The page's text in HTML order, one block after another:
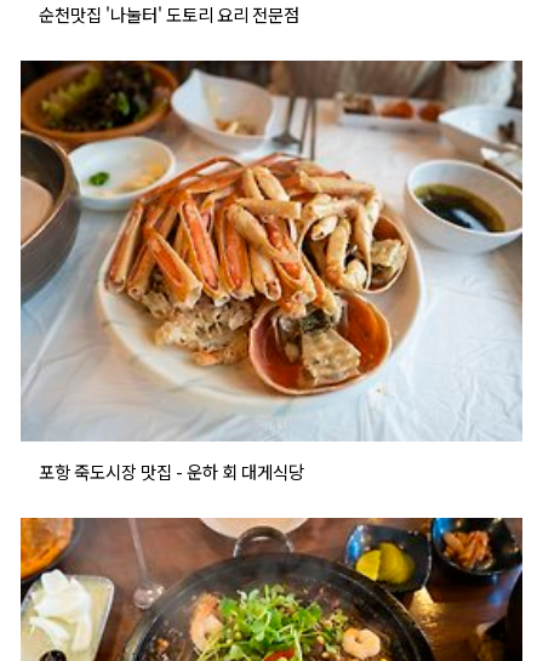
순천맛집 '나눌터' 도토리 요리 전문점
포항 죽도시장 맛집 - 운하 회 대게식당